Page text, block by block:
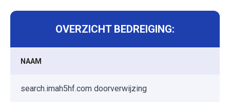
OVERZICHT BEDREIGING:
NAAM
search.imah5hf.com doorverwijzing